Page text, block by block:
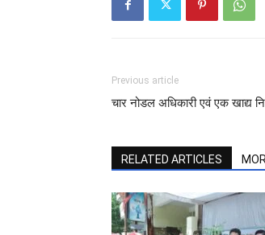
Previous article
चार नोडल अधिकारी एवं एक खाद्य
RELATED ARTICLES